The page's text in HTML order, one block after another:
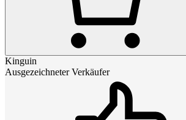
Kinguin
Ausgezeichneter Verkäufer